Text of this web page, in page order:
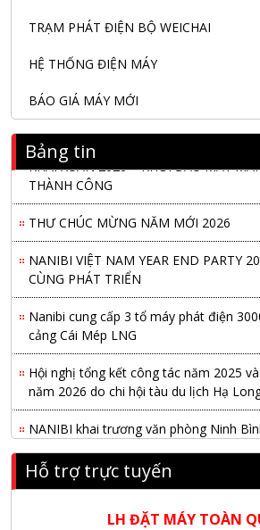
TRẠM PHÁT ĐIỆN BỘ WEICHAI
HỆ THỐNG ĐIỆN MÁY
BÁO GIÁ MÁY MỚI
Bảng tin
Nanibi Cung Cấp Động Cơ Weichai Cho
Tú 29
KHAI XUÂN 2026 – KHỞI ĐẦU MAY
THÀNH CÔNG
THƯ CHÚC MỪNG NĂM MỚI 2026
NANIBI VIỆT NAM YEAR END PARTY
CÙNG PHÁT TRIỂN
Nanibi cung cấp 3 tổ máy phát điện
cảng Cái Mép LNG
Hội nghị tổng kết công tác năm 2025 và
năm 2026 do chi hội tàu du lịch Hạ Long
NANIBI khai trương văn phòng Ninh
phát triển bền vững
Tập đoàn Công nghiệp nặng Sơn Đông
Hỗ trợ trực tuyến
LH ĐẶT MÁY TOÀN